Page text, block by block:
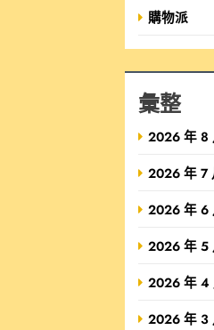
購物派
彙整
2026 年 8
2026 年 7
2026 年 6
2026 年 5
2026 年 4
2026 年 3